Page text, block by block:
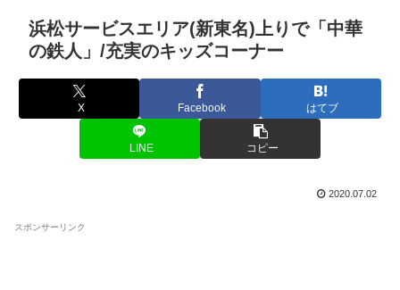
浜松サービスエリア(新東名)上りで「中華
の鉄人」/充実のキッズコーナー
X Facebook はてブ
LINE コピー
2020.07.02
スポンサーリンク